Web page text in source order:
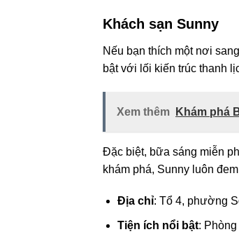
Khách sạn Sunny
Nếu bạn thích một nơi
bật với lối kiến trúc thanh
Xem thêm Khám phá
Đặc biệt, bữa sáng miễn
khám phá, Sunny luôn
Địa chỉ: Tổ 4, phường
Tiện ích nổi bật: